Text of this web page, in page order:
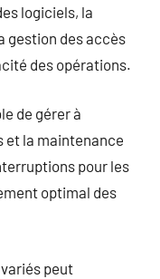
logiciels, la
gestion des accès
des opérations.
de gérer à
et la maintenance
pour les
optimal des
peut